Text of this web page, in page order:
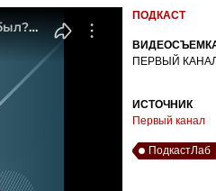
ПОДКАСТ
ПЕРВЫЙ
ИСТОЧНИК
Первый канал
ПодкастЛаб